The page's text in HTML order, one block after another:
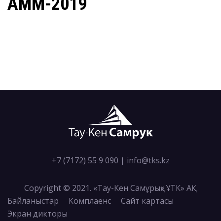
+7 (7172) 55 9 090 | info@tks.kz
Copyright © 2021. «Тау-Кен Самұрық» ҰТК» АҚ
Байланыстар
Комплаенс
Сайт картасы
Экран дикторы